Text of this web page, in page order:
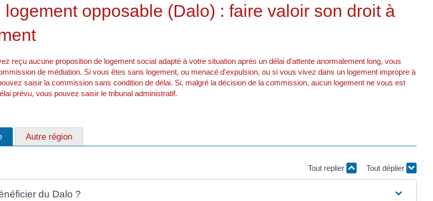
logement opposable (Dalo) : faire valoir son droit à
reçu aucune proposition de logement social adapté à votre situation après un délai d'attente anormalement long, vous
de médiation. Si vous êtes sans logement, ou menacé d'expulsion, ou si vous vivez dans un logement impropre à
saisir la commission sans condition de délai. Si, malgré la décision de la commission, aucun logement ne vous est
prévu, vous pouvez saisir le tribunal administratif.
Autre région
Tout replier Tout déplier
du Dalo ?